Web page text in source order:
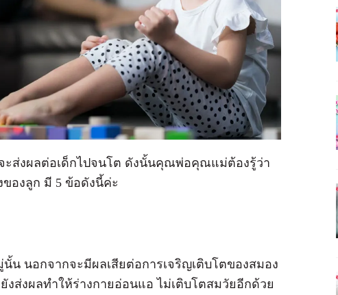
ะส่งผลต่อเด็กไปจนโต ดังนั้นคุณพ่อคุณแม่ต้องรู้ว่า
องลูก มี 5 ข้อดังนี้ค่ะ
น นอกจากจะมีผลเสียต่อการเจริญเติบโตของสมอง
ส่งผลทำให้ร่างกายอ่อนแอ ไม่เติบโตสมวัยอีกด้วย